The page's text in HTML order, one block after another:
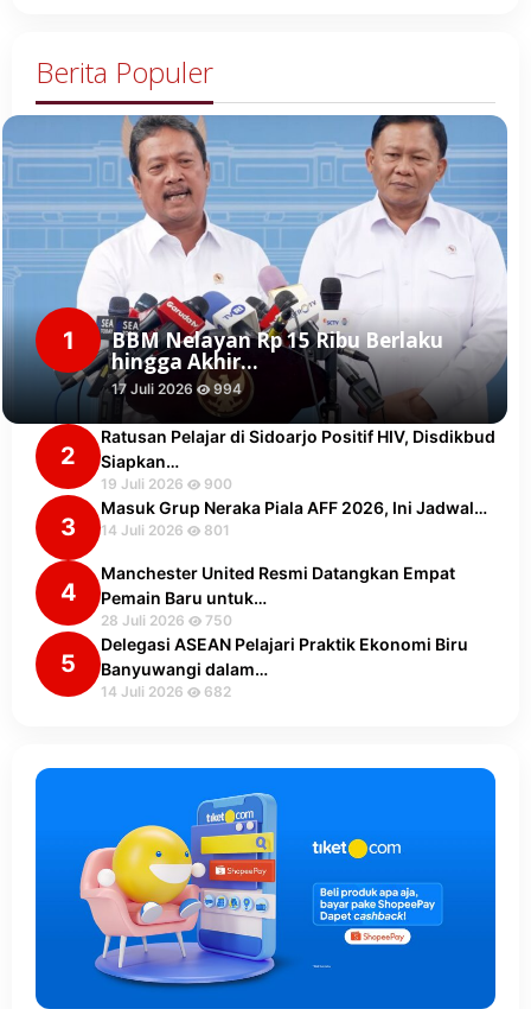
Berita Populer
1 BBM Nelayan Rp 15 Ribu Berlaku
hingga Akhir…
17 Juli 2026 994
2
Ratusan Pelajar di Sidoarjo Positif HIV, Disdikbud
Siapkan…
19 Juli 2026 900
3
Masuk Grup Neraka Piala AFF 2026, Ini Jadwal…
14 Juli 2026 801
4
Manchester United Resmi Datangkan Empat
Pemain Baru untuk…
28 Juli 2026 750
5
Delegasi ASEAN Pelajari Praktik Ekonomi Biru
Banyuwangi dalam…
14 Juli 2026 682